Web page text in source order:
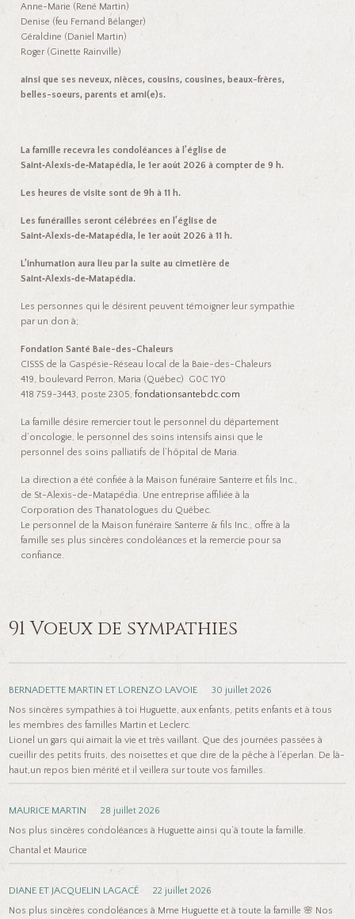
Anne-Marie (René Martin)
Denise (feu Fernand Bélanger)
Géraldine (Daniel Martin)
Roger (Ginette Rainville)
ainsi que ses neveux, nièces, cousins, cousines, beaux-frères,
belles-soeurs, parents et ami(e)s.
La famille recevra les condoléances à l’église de
Saint‑Alexis‑de‑Matapédia, le 1er août 2026 à compter de 9 h.
Les heures de visite sont de 9h à 11 h.
Les funérailles seront célébrées en l’église de
Saint‑Alexis‑de‑Matapédia, le 1er août 2026 à 11 h.
L’inhumation aura lieu par la suite au cimetière de
Saint‑Alexis‑de‑Matapédia.
Les personnes qui le désirent peuvent témoigner leur sympathie
par un don à;
Fondation Santé Baie-des-Chaleurs
CISSS de la Gaspésie-Réseau local de la Baie-des-Chaleurs
419, boulevard Perron, Maria (Québec) G0C 1Y0
418 759-3443, poste 2305,fondationsantebdc.com
La famille désire remercier tout le personnel du département
d’oncologie, le personnel des soins intensifs ainsi que le
personnel des soins palliatifs de l’hôpital de Maria.
La direction a été confiée à la Maison funéraire Santerre et fils Inc.,
de St-Alexis-de-Matapédia. Une entreprise affiliée à la
Corporation des Thanatologues du Québec.
Le personnel de la Maison funéraire Santerre & fils Inc., offre à la
famille ses plus sincères condoléances et la remercie pour sa
confiance.
91 Voeux de sympathies
BERNADETTE MARTIN ET LORENZO LAVOIE
30 juillet 2026
Nos sincères sympathies à toi Huguette, aux enfants, petits enfants et à tous
les membres des familles Martin et Leclerc.
Lionel un gars qui aimait la vie et très vaillant. Que des journées passées à
cueillir des petits fruits, des noisettes et que dire de la pêche à l’éperlan. De là-
haut,un repos bien mérité et il veillera sur toute vos familles.
MAURICE MARTIN
28 juillet 2026
Nos plus sincères condoléances à Huguette ainsi qu’à toute la famille.
Chantal et Maurice
DIANE ET JACQUELIN LAGACÉ
22 juillet 2026
Nos plus sincères condoléances à Mme Huguette et à toute la famille 🌸 Nos